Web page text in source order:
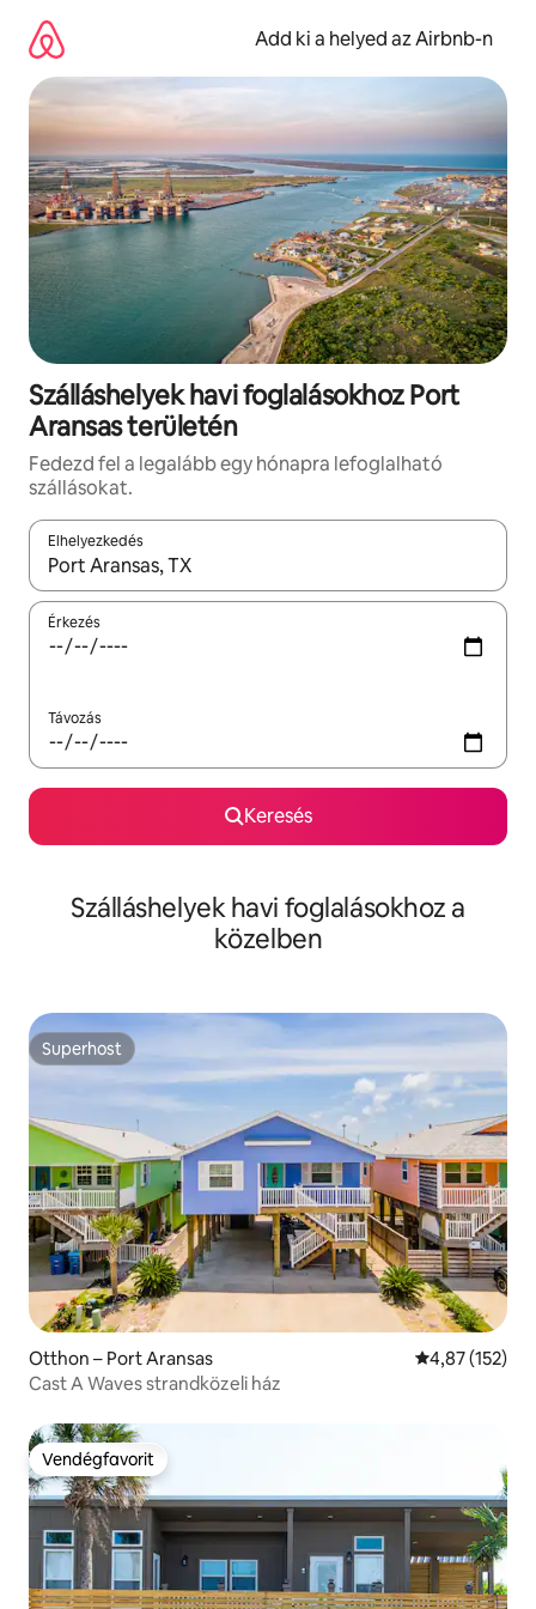
tartalomra
Add ki a helyed az Airbnb-n
Szálláshelyek havi foglalásokhoz Port
Aransas területén
Fedezd fel a legalább egy hónapra lefoglalható
szállásokat.
Elhelyezkedés
Az eredmények között a felfelé és a lefelé nyíllal
Érkezés
Távozás
Keresés
Szálláshelyek havi foglalásokhoz a
közelben
Superhost
Superhost
Otthon – Port Aransas Átlagos
4,87 (152)
Cast A Waves strandközeli ház
Vendégfavorit
Vendégfavorit